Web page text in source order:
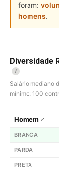
foram:
homens.
Diversidade
i
Salário mediano
mínimo: 100
Homem ♂